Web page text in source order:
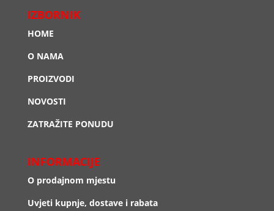
IZBORNIK
HOME
O NAMA
PROIZVODI
NOVOSTI
ZATRAŽITE PONUDU
INFORMACIJE
O prodajnom mjestu
Uvjeti kupnje, dostave i rabata